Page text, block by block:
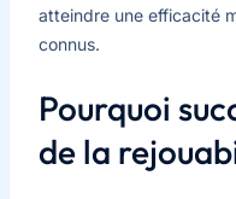
atteindre une efficacité
connus.
Pourquoi
de la